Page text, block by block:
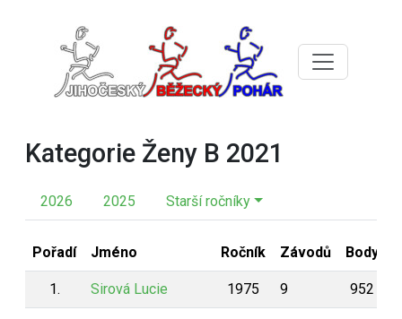
Kategorie Ženy B 2021
2026 2025 Starší ročníky
Pořadí Jméno Ročník Závodů Body
1. Sirová Lucie 1975 9 952